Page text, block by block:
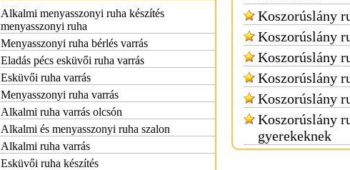
Alkalmi menyasszonyi ruha készítés
menyasszonyi ruha
Menyasszonyi ruha bérlés varrás
Eladás pécs esküvői ruha varrás
Esküvői ruha varrás
Menyasszonyi ruha varrás
Alkalmi ruha varrás olcsón
Alkalmi és menyasszonyi ruha szalon
Alkalmi ruha varrás
Esküvői ruha készítés
Koszorúslány
Koszorúslány
Koszorúslány
Koszorúslány
Koszorúslány
Koszorúslány
gyerekeknek